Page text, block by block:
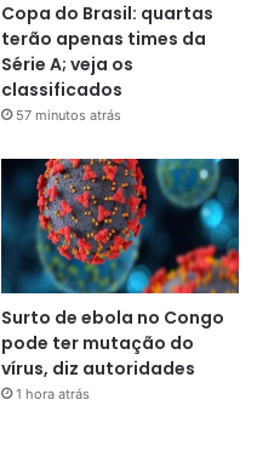
Copa do Brasil: quartas
terão apenas times da
Série A; veja os
classificados
57 minutos atrás
Surto de ebola no Congo
pode ter mutação do
vírus, diz autoridades
1 hora atrás